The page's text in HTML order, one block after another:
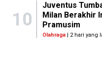
10
Juventus
Milan Berakhir
Pramusim
Olahraga | 2 hari yang